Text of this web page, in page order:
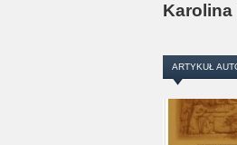
Karolina
ARTYKUŁ